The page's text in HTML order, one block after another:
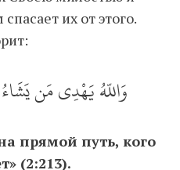
их от этого.
وَاللّهُ يَهْدِي مَن
прямой путь, кого
(2:213).